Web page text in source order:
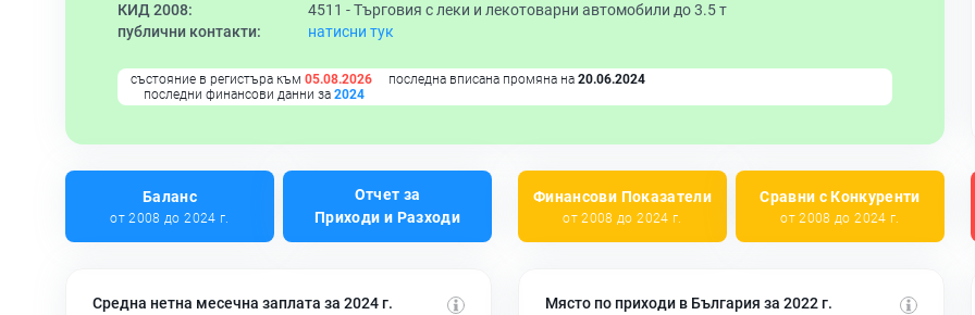
КИД 2008:
4511 -Търговия с леки и лекотоварни автомобили до 3.5 т
публични контакти:
натисни тук
състояние в регистъра към 05.08.2026 последна вписана промяна на 20.06.2024
последни финансови данни за 2024
Баланс
от 2008 до 2024 г.
Отчет за
Приходи и Разходи
Финансови Показатели
от 2008 до 2024 г.
Сравни с Конкуренти
от 2008 до 2024 г.
Средна нетна месечна заплата за 2024 г. Място по приходи в България за 2022 г.